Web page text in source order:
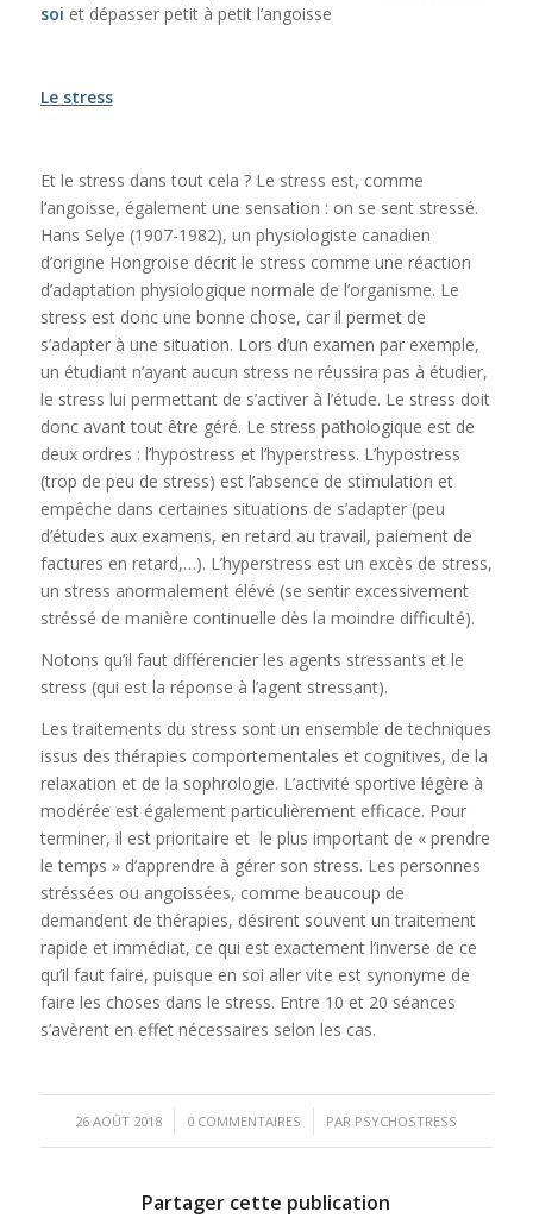
soi et dépasser petit à petit l’angoisse
Le stress
Et le stress dans tout cela ? Le stress est, comme
l’angoisse, également une sensation : on se sent stressé.
Hans Selye (1907-1982), un physiologiste canadien
d’origine Hongroise décrit le stress comme une réaction
d’adaptation physiologique normale de l’organisme. Le
stress est donc une bonne chose, car il permet de
s’adapter à une situation. Lors d’un examen par exemple,
un étudiant n’ayant aucun stress ne réussira pas à étudier,
le stress lui permettant de s’activer à l’étude. Le stress doit
donc avant tout être géré. Le stress pathologique est de
deux ordres : l’hypostress et l’hyperstress. L’hypostress
(trop de peu de stress) est l’absence de stimulation et
empêche dans certaines situations de s’adapter (peu
d’études aux examens, en retard au travail, paiement de
factures en retard,…). L’hyperstress est un excès de stress,
un stress anormalement élévé (se sentir excessivement
stréssé de manière continuelle dès la moindre difficulté).
Notons qu’il faut différencier les agents stressants et le
stress (qui est la réponse à l’agent stressant).
Les traitements du stress sont un ensemble de techniques
issus des thérapies comportementales et cognitives, de la
relaxation et de la sophrologie. L’activité sportive légère à
modérée est également particulièrement efficace. Pour
terminer, il est prioritaire et le plus important de « prendre
le temps » d’apprendre à gérer son stress. Les personnes
stréssées ou angoissées, comme beaucoup de
demandent de thérapies, désirent souvent un traitement
rapide et immédiat, ce qui est exactement l’inverse de ce
qu’il faut faire, puisque en soi aller vite est synonyme de
faire les choses dans le stress. Entre 10 et 20 séances
s’avèrent en effet nécessaires selon les cas.
26 AOÛT 2018
/ 0 COMMENTAIRES
/ PAR PSYCHOSTRESS
Partager cette publication